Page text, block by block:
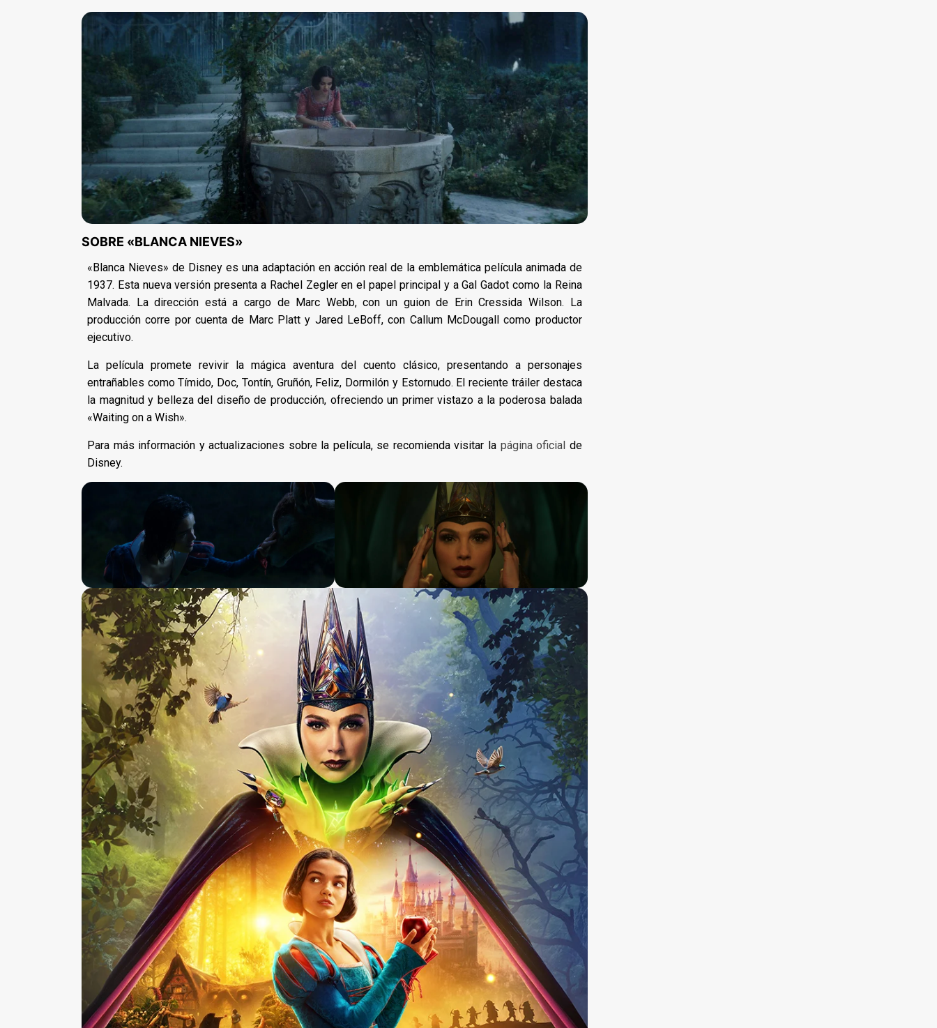
SOBRE «BLANCA NIEVES»
«Blanca Nieves» de Disney es una adaptación en acción real de la emblemática película animada de
1937. Esta nueva versión presenta a Rachel Zegler en el papel principal y a Gal Gadot como la Reina
Malvada. La dirección está a cargo de Marc Webb, con un guion de Erin Cressida Wilson. La
producción corre por cuenta de Marc Platt y Jared LeBoff, con Callum McDougall como productor
ejecutivo.
La película promete revivir la mágica aventura del cuento clásico, presentando a personajes
entrañables como Tímido, Doc, Tontín, Gruñón, Feliz, Dormilón y Estornudo. El reciente tráiler destaca
la magnitud y belleza del diseño de producción, ofreciendo un primer vistazo a la poderosa balada
«Waiting on a Wish».
Para más información y actualizaciones sobre la película, se recomienda visitar la página oficial de
Disney.